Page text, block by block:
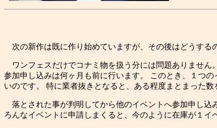
次の新作は既に作り始めていますが、その後はどうする
ワンフェスだけでコナミ物を扱う分には問題ありません
参加申し込みは何ヶ月も前に行います。 このとき、１つ
いのです。 特に業者抜きとなると、ある程度まとまった
落とされた事が判明してから他のイベントへ参加申し込
ろんなイベントに申請しまくると、今のように在庫が１